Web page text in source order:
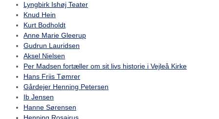
Lyngbirk Ishøj Teater
Knud Hein
Kurt Bodholdt
Anne Marie Gleerup
Gudrun Lauridsen
Aksel Nielsen
Per Madsen fortæller om sit livs historie i Vejleå Kirke
Hans Friis Tømrer
Gårdejer Henning Petersen
Ib Jensen
Hanne Sørensen